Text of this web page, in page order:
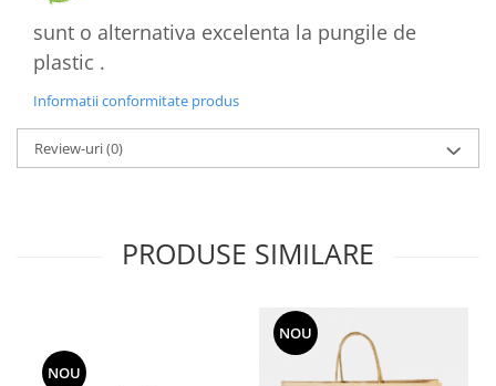
sunt o alternativa excelenta la pungile de
plastic .
Informatii conformitate produs
Review-uri(0)
PRODUSE SIMILARE
NOU
NOU